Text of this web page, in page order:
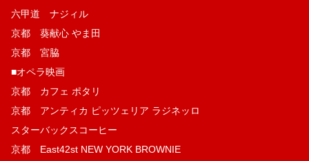
六甲道 ナジィル
京都 葵献心 やま田
京都 宮脇
■オペラ映画
京都 カフェ ポタリ
京都 アンティカ ピッツェリア ラジネッロ
スターバックスコーヒー
京都 East42st NEW YORK BROWNIE